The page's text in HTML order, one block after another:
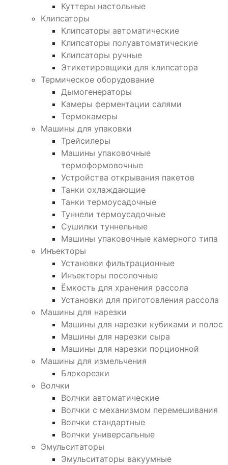
Куттеры настольные
Клипсаторы
Клипсаторы автоматические
Клипсаторы полуавтоматические
Клипсаторы ручные
Этикетировщики для клипсатора
Термическое оборудование
Дымогенераторы
Камеры ферментации салями
Термокамеры
Машины для упаковки
Трейсилеры
Машины упаковочные
термоформовочные
Устройства открывания пакетов
Танки охлаждающие
Танки термоусадочные
Туннели термоусадочные
Сушилки туннельные
Машины упаковочные камерного типа
Инъекторы
Установки фильтрационные
Инъекторы посолочные
Ёмкость для хранения рассола
Установки для приготовления рассола
Машины для нарезки
Машины для нарезки кубиками и полос
Машины для нарезки сыра
Машины для нарезки порционной
Машины для измельчения
Блокорезки
Волчки
Волчки автоматические
Волчки с механизмом перемешивания
Волчки стандартные
Волчки универсальные
Эмульситаторы
Эмульситаторы вакуумные